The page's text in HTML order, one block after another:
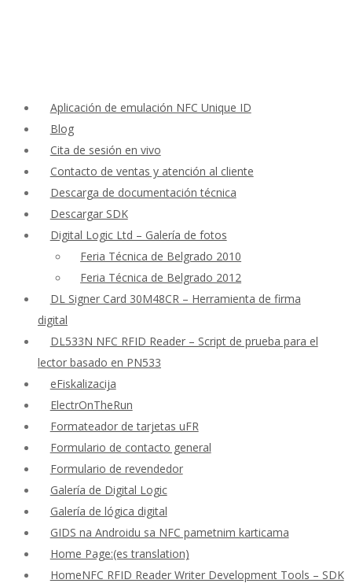
Aplicación de emulación NFC Unique ID
Blog
Cita de sesión en vivo
Contacto de ventas y atención al cliente
Descarga de documentación técnica
Descargar SDK
Digital Logic Ltd – Galería de fotos
Feria Técnica de Belgrado 2010
Feria Técnica de Belgrado 2012
DL Signer Card 30M48CR – Herramienta de firma
digital
DL533N NFC RFID Reader – Script de prueba para el
lector basado en PN533
eFiskalizacija
ElectrOnTheRun
Formateador de tarjetas uFR
Formulario de contacto general
Formulario de revendedor
Galería de Digital Logic
Galería de lógica digital
GIDS na Androidu sa NFC pametnim karticama
Home Page:(es translation)
HomeNFC RFID Reader Writer Development Tools – SDK